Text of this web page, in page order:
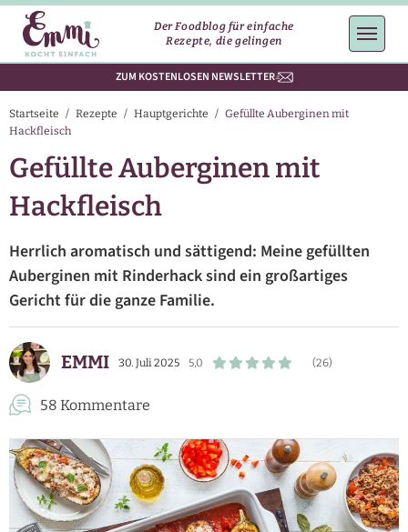
Der Foodblog für einfache
Rezepte, die gelingen
ZUM KOSTENLOSEN NEWSLETTER
Startseite / Rezepte / Hauptgerichte / Gefüllte Auberginen mit
Hackfleisch
Gefüllte Auberginen mit
Hackfleisch
Herrlich aromatisch und sättigend: Meine gefüllten
Auberginen mit Rinderhack sind ein großartiges
Gericht für die ganze Familie.
EMMI 30. Juli 2025 5,0 (26)
58 Kommentare